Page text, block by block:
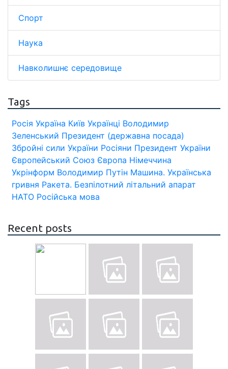
Спорт
Наука
Навколишнє середовище
Tags
Росія Україна Київ Українці Володимир
Зеленський Президент (державна посада)
Збройні сили України Росіяни Президент України
Європейський Союз Європа Німеччина
Укрінформ Володимир Путін Машина. Українська
гривня Ракета. Безпілотний літальний апарат
НАТО Російська мова
Recent posts